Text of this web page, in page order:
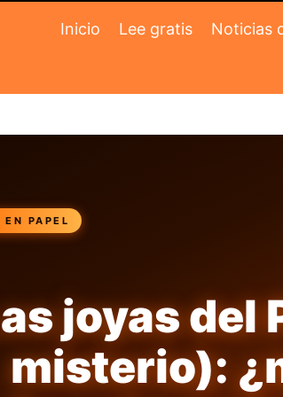
Inicio Lee gratis Noticias
EN PAPEL
joyas del
misterio):